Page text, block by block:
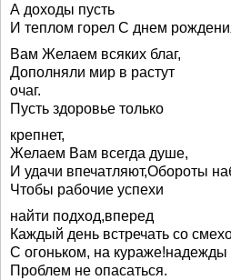
А доходы пусть
И теплом горел С днем
Вам Желаем всяких благ,
Дополняли мир в растут
очаг.
Пусть здоровье только
крепнет,
Желаем Вам всегда душе,
И удачи впечатляют,Обороты
Чтобы рабочие успехи
найти подход,вперед
Каждый день встречать со
С огоньком, на кураже!надежды
Проблем не опасаться.